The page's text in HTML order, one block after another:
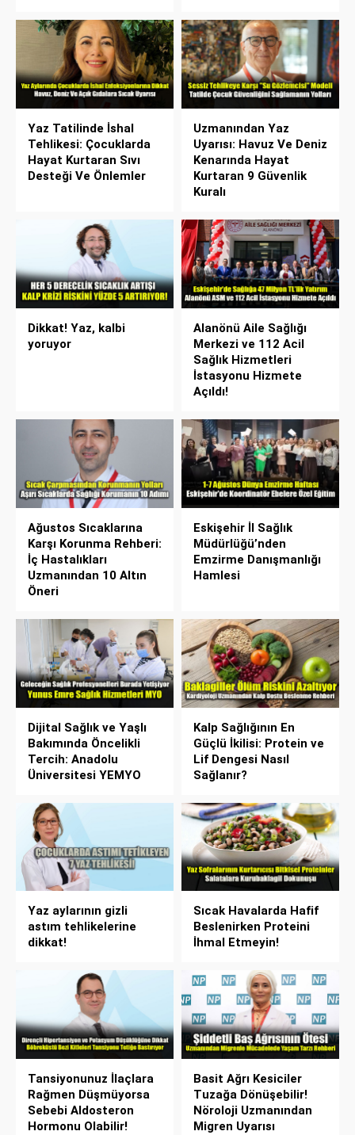
Yaz Tatilinde İshal
Tehlikesi: Çocuklarda
Hayat Kurtaran Sıvı
Desteği Ve Önlemler
Uzmanından Yaz
Uyarısı: Havuz Ve Deniz
Kenarında Hayat
Kurtaran 9 Güvenlik
Kuralı
Dikkat! Yaz, kalbi
yoruyor
Alanönü Aile Sağlığı
Merkezi ve 112 Acil
Sağlık Hizmetleri
İstasyonu Hizmete
Açıldı!
Ağustos Sıcaklarına
Karşı Korunma Rehberi:
İç Hastalıkları
Uzmanından 10 Altın
Öneri
Eskişehir İl Sağlık
Müdürlüğü’nden
Emzirme Danışmanlığı
Hamlesi
Dijital Sağlık ve Yaşlı
Bakımında Öncelikli
Tercih: Anadolu
Üniversitesi YEMYO
Kalp Sağlığının En
Güçlü İkilisi: Protein ve
Lif Dengesi Nasıl
Sağlanır?
Yaz aylarının gizli
astım tehlikelerine
dikkat!
Sıcak Havalarda Hafif
Beslenirken Proteini
İhmal Etmeyin!
Tansiyonunuz İlaçlara
Rağmen Düşmüyorsa
Sebebi Aldosteron
Hormonu Olabilir!
Basit Ağrı Kesiciler
Tuzağa Dönüşebilir!
Nöroloji Uzmanından
Migren Uyarısı